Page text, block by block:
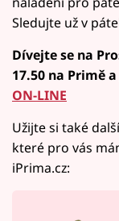
Sledujte už v
Dívejte se na
17.50 na Primě a
ON-LINE
Užijte si také
které pro vás
iPrima.cz: